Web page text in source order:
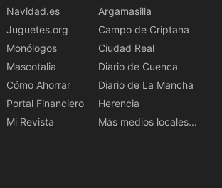
Navidad.es
Juguetes.org
Monólogos
Mascotalia
Cómo Ahorrar
Portal Financiero
Mi Revista
Argamasilla
Campo de Criptana
Ciudad Real
Diario de Cuenca
Diario de La Mancha
Herencia
Más medios locales...